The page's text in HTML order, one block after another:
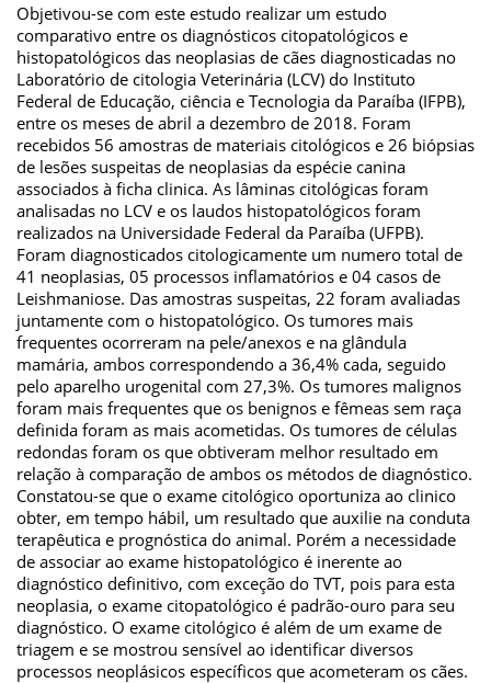
Objetivou-se com este estudo realizar um estudo
comparativo entre os diagnósticos citopatológicos e
histopatológicos das neoplasias de cães diagnosticadas no
Laboratório de citologia Veterinária (LCV) do Instituto
Federal de Educação, ciência e Tecnologia da Paraíba (IFPB),
entre os meses de abril a dezembro de 2018. Foram
recebidos 56 amostras de materiais citológicos e 26 biópsias
de lesões suspeitas de neoplasias da espécie canina
associados à ficha clinica. As lâminas citológicas foram
analisadas no LCV e os laudos histopatológicos foram
realizados na Universidade Federal da Paraíba (UFPB).
Foram diagnosticados citologicamente um numero total de
41 neoplasias, 05 processos inflamatórios e 04 casos de
Leishmaniose. Das amostras suspeitas, 22 foram avaliadas
juntamente com o histopatológico. Os tumores mais
frequentes ocorreram na pele/anexos e na glândula
mamária, ambos correspondendo a 36,4% cada, seguido
pelo aparelho urogenital com 27,3%. Os tumores malignos
foram mais frequentes que os benignos e fêmeas sem raça
definida foram as mais acometidas. Os tumores de células
redondas foram os que obtiveram melhor resultado em
relação à comparação de ambos os métodos de diagnóstico.
Constatou-se que o exame citológico oportuniza ao clinico
obter, em tempo hábil, um resultado que auxilie na conduta
terapêutica e prognóstica do animal. Porém a necessidade
de associar ao exame histopatológico é inerente ao
diagnóstico definitivo, com exceção do TVT, pois para esta
neoplasia, o exame citopatológico é padrão-ouro para seu
diagnóstico. O exame citológico é além de um exame de
triagem e se mostrou sensível ao identificar diversos
processos neoplásicos específicos que acometeram os cães.